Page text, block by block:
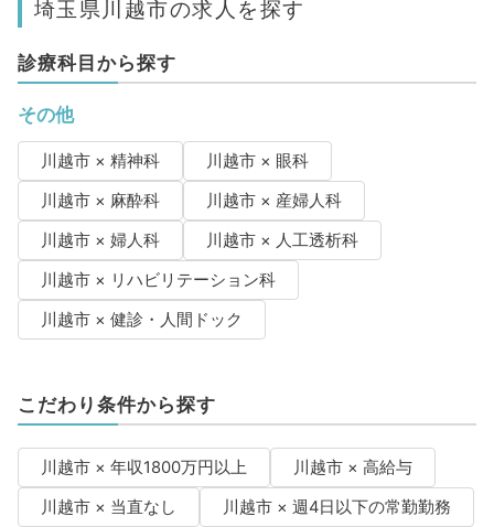
埼玉県川越市の求人を探す
診療科目から探す
その他
川越市 × 精神科
川越市 × 眼科
川越市 × 麻酔科
川越市 × 産婦人科
川越市 × 婦人科
川越市 × 人工透析科
川越市 × リハビリテーション科
川越市 × 健診・人間ドック
こだわり条件から探す
川越市 × 年収1800万円以上
川越市 × 高給与
川越市 × 当直なし
川越市 × 週4日以下の常勤勤務